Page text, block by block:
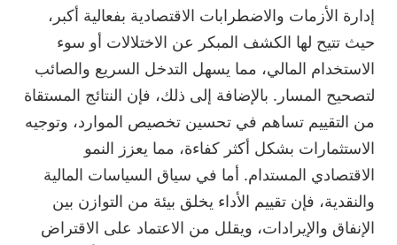
إدارة الأزمات والاضطرابات الاقتصادية بفعالية أكبر،
حيث تتيح لها الكشف المبكر عن الاختلالات أو سوء
الاستخدام المالي، مما يسهل التدخل السريع والصائب
لتصحيح المسار. بالإضافة إلى ذلك، فإن النتائج المستقاة
من التقييم تساهم في تحسين تخصيص الموارد، وتوجيه
الاستثمارات بشكل أكثر كفاءة، مما يعزز النمو
الاقتصادي المستدام. أما في سياق السياسات المالية
والنقدية، فإن تقييم الأداء يخلق بيئة من التوازن بين
الإنفاق والإيرادات، ويقلل من الاعتماد على الاقتراض